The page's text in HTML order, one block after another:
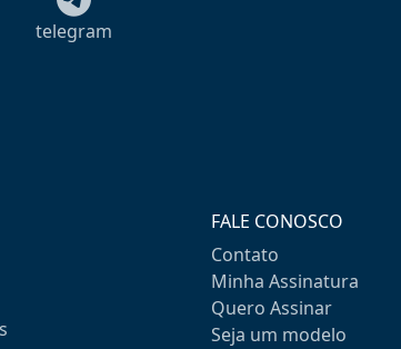
telegram
FALE CONOSCO
Contato
Minha Assinatura
Quero Assinar
Seja um modelo